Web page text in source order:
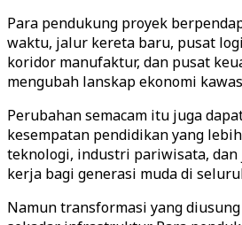
Para pendukung proyek
waktu, jalur kereta baru, pusat
koridor manufaktur, dan pusat
mengubah lanskap ekonomi
Perubahan semacam itu juga
kesempatan pendidikan yang
teknologi, industri pariwisata,
kerja bagi generasi muda di
Namun transformasi yang